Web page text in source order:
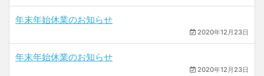
年末年始休業のお知らせ
2020年12月23日
年末年始休業のお知らせ
2020年12月23日